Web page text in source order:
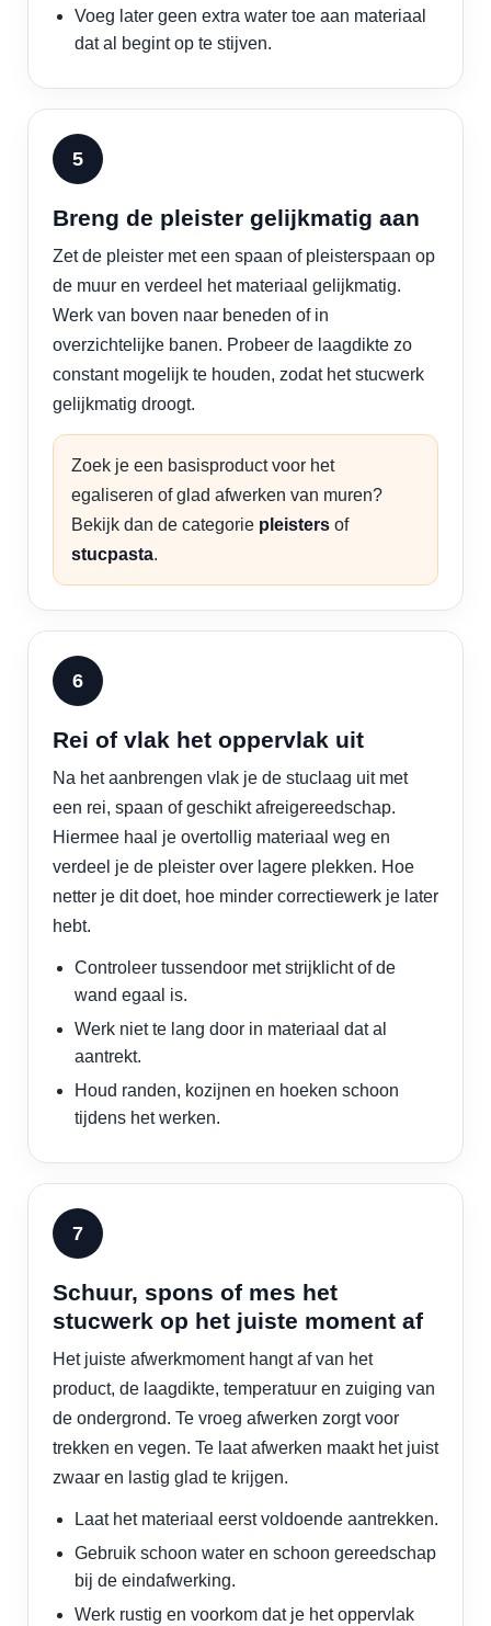
Voeg later geen extra water toe aan materiaal
dat al begint op te stijven.
Breng de pleister gelijkmatig aan
Zet de pleister met een spaan of pleisterspaan op
de muur en verdeel het materiaal gelijkmatig.
Werk van boven naar beneden of in
overzichtelijke banen. Probeer de laagdikte zo
constant mogelijk te houden, zodat het stucwerk
gelijkmatig droogt.
Zoek je een basisproduct voor het
egaliseren of glad afwerken van muren?
Bekijk dan de categorie pleisters of
stucpasta.
Rei of vlak het oppervlak uit
Na het aanbrengen vlak je de stuclaag uit met
een rei, spaan of geschikt afreigereedschap.
Hiermee haal je overtollig materiaal weg en
verdeel je de pleister over lagere plekken. Hoe
netter je dit doet, hoe minder correctiewerk je later
hebt.
Controleer tussendoor met strijklicht of de
wand egaal is.
Werk niet te lang door in materiaal dat al
aantrekt.
Houd randen, kozijnen en hoeken schoon
tijdens het werken.
Schuur, spons of mes het
stucwerk op het juiste moment af
Het juiste afwerkmoment hangt af van het
product, de laagdikte, temperatuur en zuiging van
de ondergrond. Te vroeg afwerken zorgt voor
trekken en vegen. Te laat afwerken maakt het juist
zwaar en lastig glad te krijgen.
Laat het materiaal eerst voldoende aantrekken.
Gebruik schoon water en schoon gereedschap
bij de eindafwerking.
Werk rustig en voorkom dat je het oppervlak